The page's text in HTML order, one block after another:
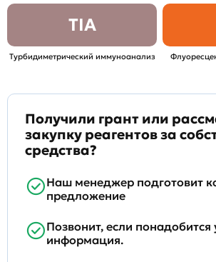
TIA
Турбидиметрический иммуноанализ
Получили грант или
закупку реагентов за
средства?
Наш менеджер подготовит
предложение
Позвонит, если
информация.